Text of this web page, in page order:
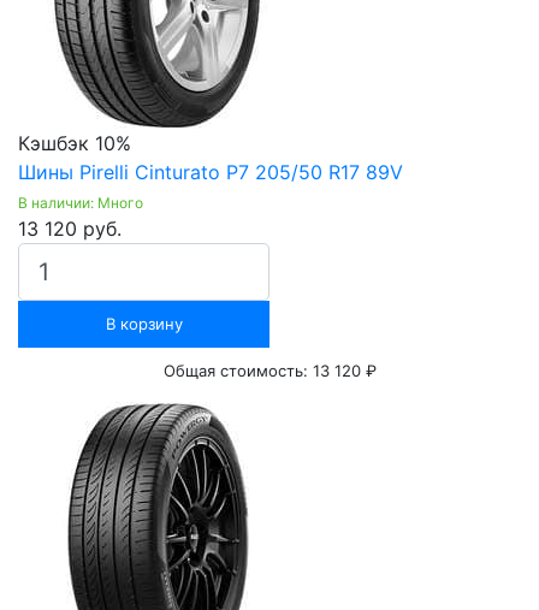
Кэшбэк 10%
Шины Pirelli Cinturato P7 205/50 R17 89V
В наличии: Много
13 120 руб.
В корзину
Общая стоимость: 13 120 ₽